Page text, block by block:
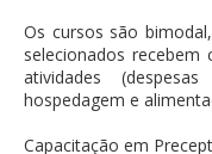
Os cursos são
selecionados
atividades
hospedagem e
Capacitação em